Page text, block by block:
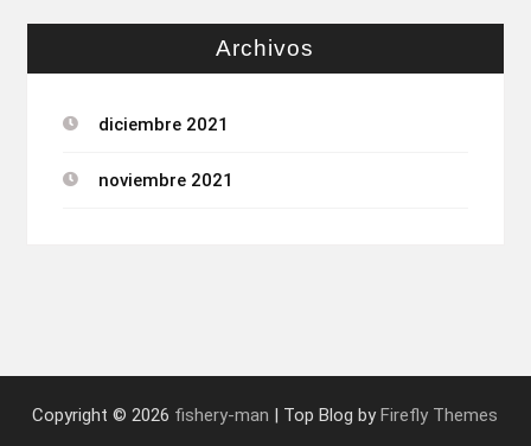
Archivos
diciembre 2021
noviembre 2021
Copyright © 2026 fishery-man | Top Blog byFirefly Themes